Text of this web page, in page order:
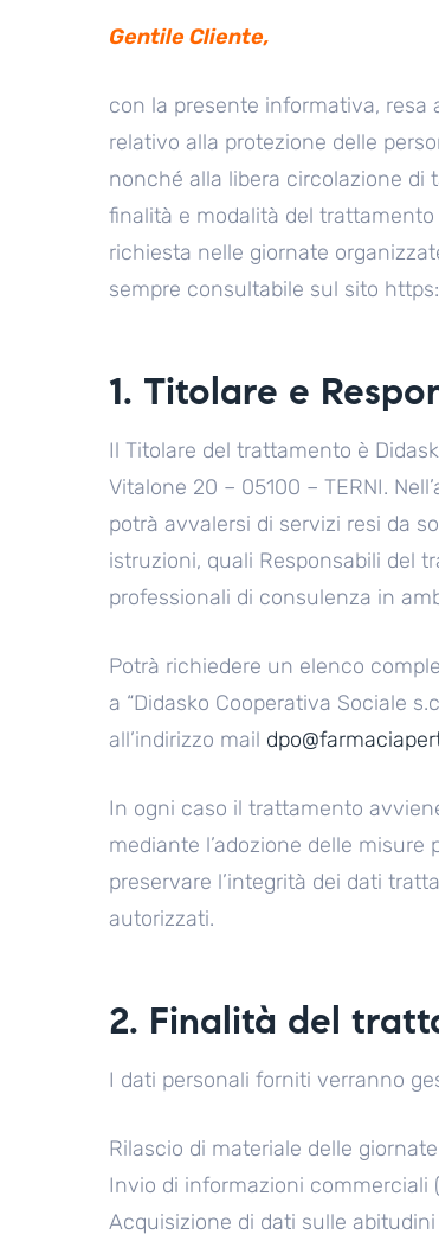
Gentile Cliente,
con la presente informativa, resa
relativo alla protezione delle
nonché alla libera circolazione di
finalità e modalità del
richiesta nelle giornate
sempre consultabile sul sito
1. Titolare e
Il Titolare del trattamento è
Vitalone 20 – 05100 – TERNI.
potrà avvalersi di servizi resi da
istruzioni, quali Responsabili del
professionali di consulenza in
Potrà richiedere un elenco
a “Didasko Cooperativa Sociale
all’indirizzo mail
In ogni caso il trattamento
mediante l’adozione delle misure
preservare l’integrità dei dati
autorizzati.
2. Finalità del
I dati personali forniti verranno
Rilascio di materiale delle
Invio di informazioni commerciali
Acquisizione di dati sulle